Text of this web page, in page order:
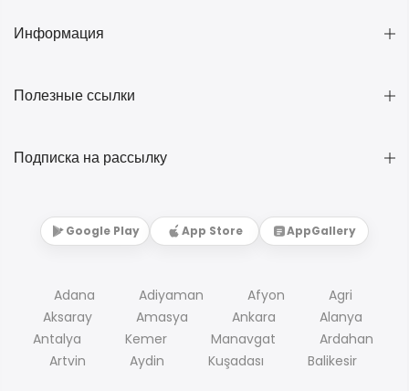
Информация
Полезные ссылки
Подписка на рассылку
Google Play App Store AppGallery
Adana Adiyaman Afyon
Agri
Aksaray
Amasya Ankara
Alanya
Antalya
Kemer Manavgat
Ardahan
Artvin
Aydin Kuşadası Balikesir